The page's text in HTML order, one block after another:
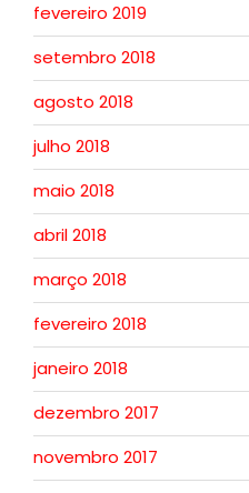
fevereiro 2019
setembro 2018
agosto 2018
julho 2018
maio 2018
abril 2018
março 2018
fevereiro 2018
janeiro 2018
dezembro 2017
novembro 2017